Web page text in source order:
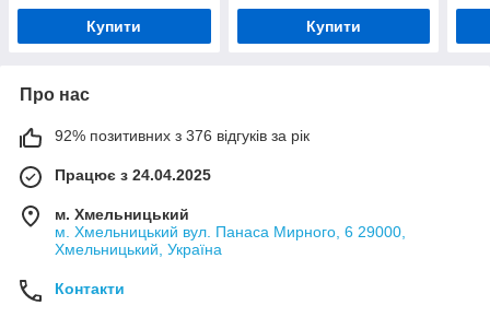
Купити Купити
Про нас
92% позитивних з 376 відгуків за рік
Працює з 24.04.2025
м. Хмельницький
м. Хмельницький вул. Панаса Мирного, 6 29000,
Хмельницький, Україна
Контакти